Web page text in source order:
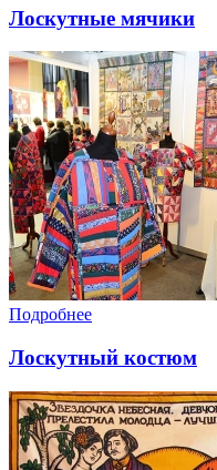
Лоскутные мячики
Подробнее
Лоскутный костюм